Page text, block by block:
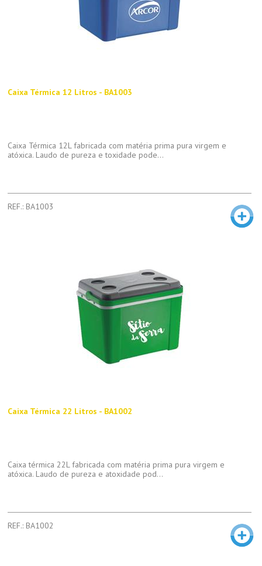
Caixa Térmica 12 Litros - BA1003
Caixa Térmica 12L fabricada com matéria prima pura virgem e
atóxica. Laudo de pureza e toxidade pode...
REF.: BA1003
Caixa Térmica 22 Litros - BA1002
Caixa térmica 22L fabricada com matéria prima pura virgem e
atóxica. Laudo de pureza e atoxidade pod...
REF.: BA1002